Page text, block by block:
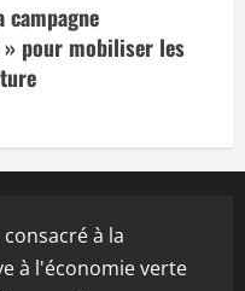
campagne
pour mobiliser les
à la
à l'économie verte